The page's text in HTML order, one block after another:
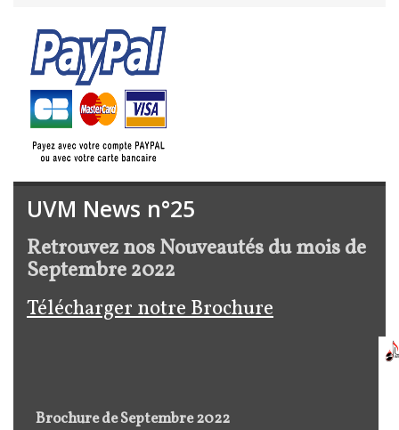
UVM News n°25
Retrouvez nos Nouveautés du mois de
Septembre 2022
Télécharger notre Brochure
Brochure de Septembre 2022